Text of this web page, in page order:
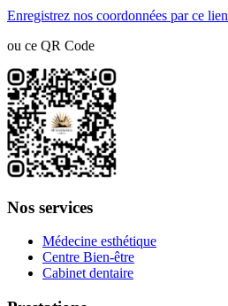
Enregistrez nos coordonnées par ce lien
ou ce QR Code
Nos services
Médecine esthétique
Centre Bien-être
Cabinet dentaire